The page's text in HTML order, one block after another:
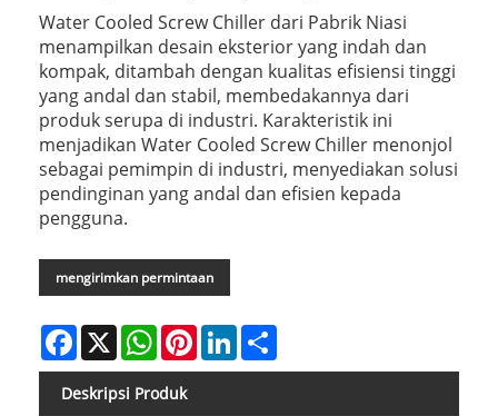
Water Cooled Screw Chiller dari Pabrik Niasi
menampilkan desain eksterior yang indah dan
kompak, ditambah dengan kualitas efisiensi tinggi
yang andal dan stabil, membedakannya dari
produk serupa di industri. Karakteristik ini
menjadikan Water Cooled Screw Chiller menonjol
sebagai pemimpin di industri, menyediakan solusi
pendinginan yang andal dan efisien kepada
pengguna.
mengirimkan permintaan
Facebook
X WhatsAppPinterestLinkedIn
Deskripsi Produk